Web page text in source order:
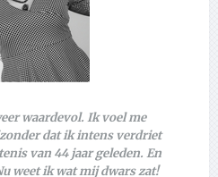
waardevol. Ik voel me
dat ik intens verdriet
van 44 jaar geleden. En
weet ik wat mij dwars zat!